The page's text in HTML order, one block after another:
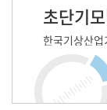
초단기
한국기상산업